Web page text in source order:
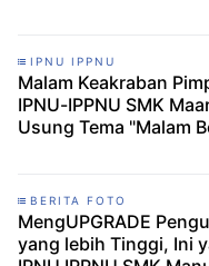
IPNU IPPNU
Malam Keakraban
IPNU-IPPNU SMK
Usung Tema "Malam
BERITA FOTO
MengUPGRADE
yang lebih Tinggi, Ini